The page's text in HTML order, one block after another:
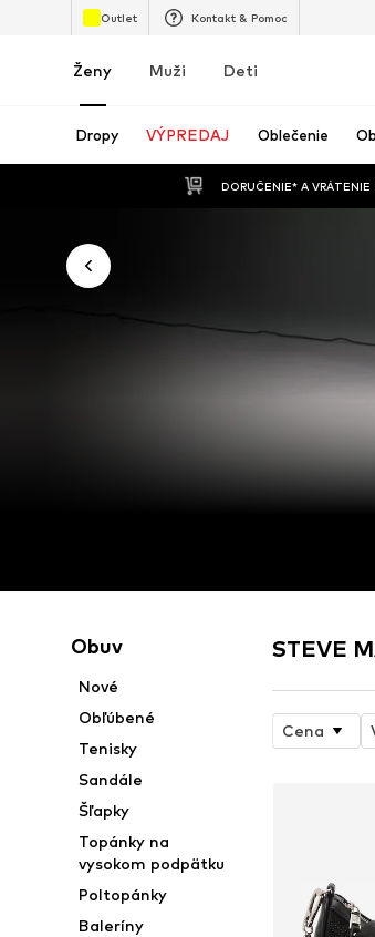
Outlet Kontakt & Pomoc
Ženy Muži Deti
Dropy VÝPREDAJ Oblečenie
DORUČENIE* A VRÁTENIE
Obuv
Nové
Obľúbené
Tenisky
Sandále
Šľapky
Topánky na
vysokom podpätku
Poltopánky
Baleríny
STEVE
Cena